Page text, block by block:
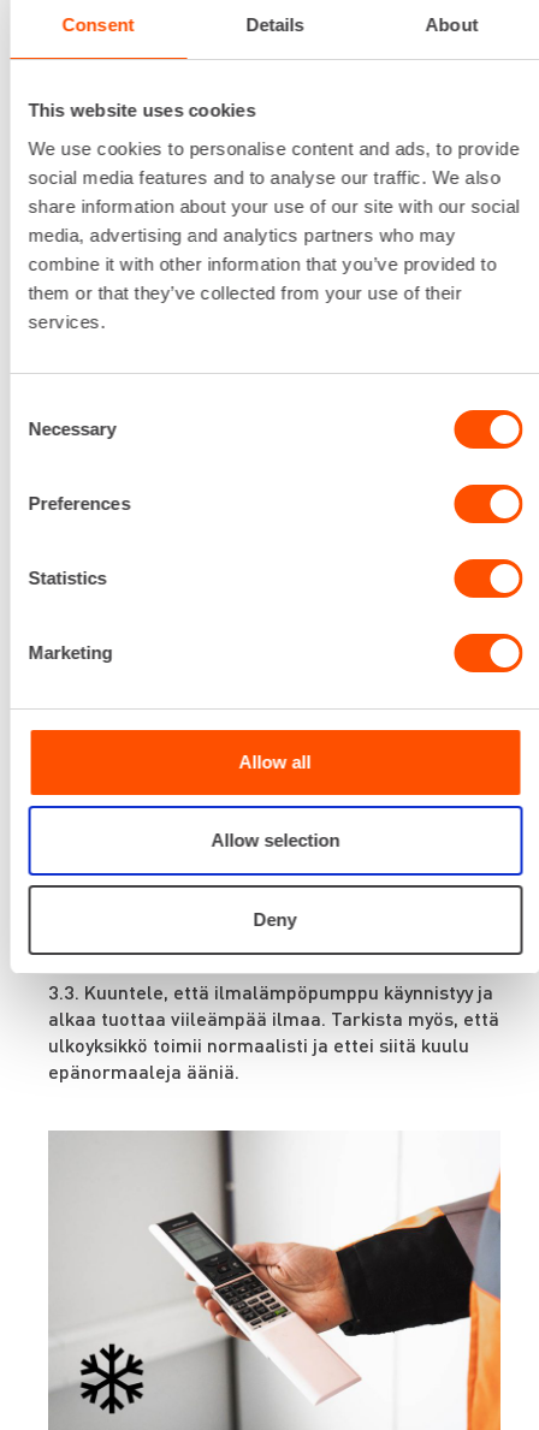
Consent Details About
This website uses cookies
We use cookies to personalise content and ads, to provide
social media features and to analyse our traffic. We also
share information about your use of our site with our social
media, advertising and analytics partners who may
combine it with other information that you’ve provided to
them or that they’ve collected from your use of their
services.
Selection
Necessary
Preferences
Statistics
Marketing
Allow all
Allow selection
Deny
Ilmalämpöpumpun jäähdytystoiminnon
Kesän lähestyessä on hyvä tarkistaa, että
ilmalämpöpumpun jäähdytystoiminto toimii oikein.
Näin varmistat, että saat viilennystä tarvittaessa
helteisenä päivänä.
3.1. Tarkista, että kaukosäätimen paristoissa on
painamalla lumihiutale symbolia kaukosäätimessä.
Merkki kuvastaa kaukosäätimessä
3.3. Kuuntele, että ilmalämpöpumppu käynnistyy ja
alkaa tuottaa viileämpää ilmaa. Tarkista myös, että
ulkoyksikkö toimii normaalisti ja ettei siitä kuulu
epänormaaleja ääniä.